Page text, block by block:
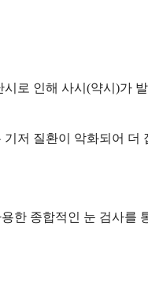
로 인해 사시(약시)가
저 질환이 악화되어 더
한 종합적인 눈 검사